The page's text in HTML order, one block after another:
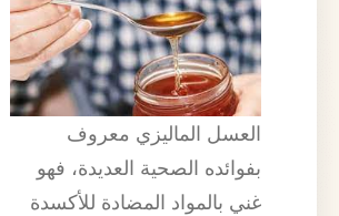
العسل الماليزي معروف
بفوائده الصحية العديدة، فهو
غني بالمواد المضادة للأكسدة